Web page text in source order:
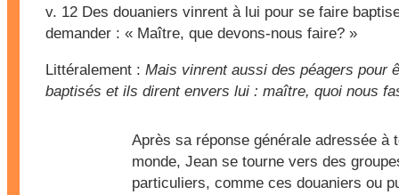
v. 12 Des douaniers vinrent à lui pour se faire
demander : « Maître, que devons-nous faire? »
Littéralement : Mais vinrent aussi des péagers pour
baptisés et ils dirent envers lui : maître, quoi nous
Après sa réponse générale adressée à
monde, Jean se tourne vers des
particuliers, comme ces douaniers ou